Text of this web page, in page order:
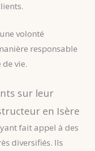
volonté
responsable
vie.
sur leur
en Isère
fait appel à des
diversifiés. Ils